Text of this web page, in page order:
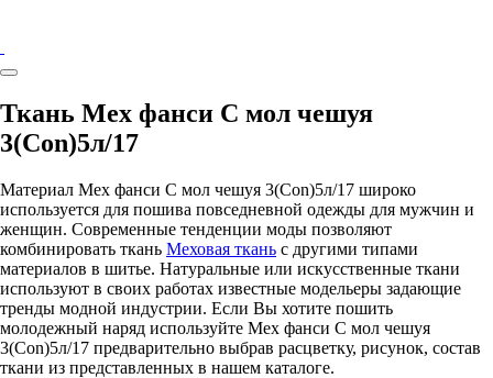
Ткань Мех фанси С мол чешуя
3(Con)5л/17
Материал Мех фанси С мол чешуя 3(Con)5л/17 широко
используется для пошива повседневной одежды для мужчин и
женщин. Современные тенденции моды позволяют
комбинировать ткань Меховая ткань с другими типами
материалов в шитье. Натуральные или искусственные ткани
используют в своих работах известные модельеры задающие
тренды модной индустрии. Если Вы хотите пошить
молодежный наряд используйте Мех фанси С мол чешуя
3(Con)5л/17 предварительно выбрав расцветку, рисунок, состав
ткани из представленных в нашем каталоге.